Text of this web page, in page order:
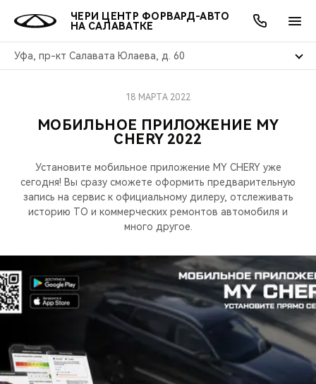
ЧЕРИ ЦЕНТР ФОРВАРД-АВТО
НА САЛАВАТКЕ
Уфа, пр-кт Салавата Юлаева, д. 60
МОДЕЛИ
КРОССОВЕРЫ
НОВИНКИ
ПОКУПАТЕЛЯМ
КРЕДИТ И СТРАХОВАНИЕ
ВЛАДЕЛЬЦАМ
ЗАПЧАСТИ И АКСЕССУАРЫ
ПОДДЕРЖКА
МИР CHERY
О БРЕНДЕ
CHERY В СОЦСЕТЯХ
БЛАГОТВОРИТЕЛЬНОСТЬ
CHERY И СПОРТ
АКЦИИ
ОНЛАЙН СЕРВИСЫ
КРЕДИТ
О КОМПАНИИ
МЫ В СОЦСЕТЯХ
МОБИЛЬНОЕ ПРИЛОЖЕНИЕ MY
CHERY 2022
18 МАРТА 2022
Установите мобильное приложение MY CHERY уже
сегодня! Вы сразу сможете оформить предварительную
запись на сервис к официальному дилеру, отслеживать
историю ТО и коммерческих ремонтов автомобиля и
много другое.